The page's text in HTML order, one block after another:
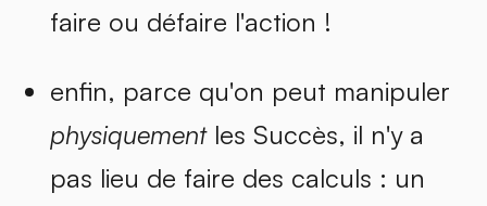
faire ou défaire l'action !
enfin, parce qu'on peut manipuler
physiquementles Succès, il n'y a
pas lieu de faire des calculs : un